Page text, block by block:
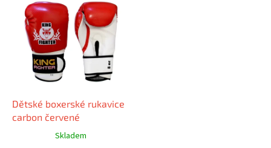
Dětské boxerské rukavice
carbon červené
Skladem